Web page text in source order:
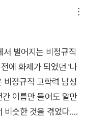
유 없이 베푸는 호의와
어진 것. - page 173​
말.살아남기 위해애
분투하는 것버텨내
벅찬데 살아 남아야
번은 읽고 현시대를
살아갈 이 사회를 향
된 책.나의 목소리
. 어느 쪽이 더 좋은
과 정면 고발하고 있
있다. + 어릴 때는 다
고 짧으면 짧은 시간
목요일에는 지금쯤
날엔 비가 왔다. 문
분홍 기운을 품고 있
나무는 이런 모습으로
내고 있어야 해’. 나의
도 그 마음은 닿았을
책을 마저 읽는다.
고 있다는 것을 알리
은, 교육이라는 미명
들에 대한 노동 착취
수박 겉핥기가 아니라
갱님들, 사업가들의
는 현실을 다시 책에
덜어줄 해결책이 없
나 멈출 수 없었던 것
벌어지는 비정규직
에 화제가 되었던 '나
정규직 고학력 남성
이름만 들어도 알만
비슷한 것을 겪었다.